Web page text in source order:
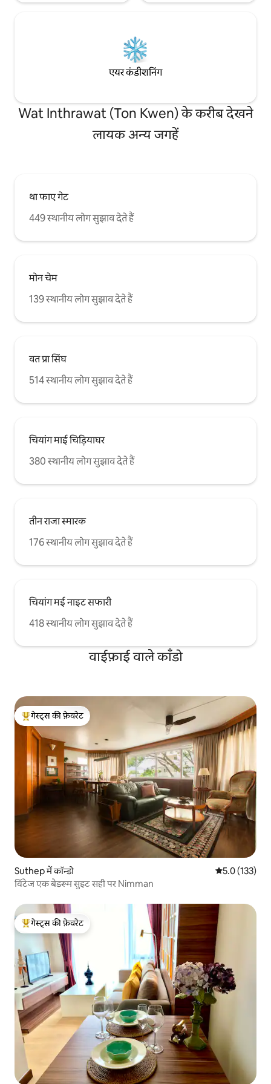
एयर कंडीशनिंग
Wat Inthrawat (Ton Kwen) के करीब देखने
लायक अन्य जगहें
था फाए गेट
449 स्थानीय लोग सुझाव देते हैं
मोन चेम
139 स्थानीय लोग सुझाव देते हैं
वत प्रा सिंघ
514 स्थानीय लोग सुझाव देते हैं
चियांग माई चिड़ियाघर
380 स्थानीय लोग सुझाव देते हैं
तीन राजा स्मारक
176 स्थानीय लोग सुझाव देते हैं
चियांग मई नाइट सफारी
418 स्थानीय लोग सुझाव देते हैं
वाईफ़ाई वाले काँडो
गेस्ट्स का टॉप फ़ेवरेट
गेस्ट्स की फ़ेवरेट
Suthep में कॉन्डो औसत रेटिंग 5 में
5.0 (133)
विंटेज एक बेडरूम सुइट सही पर Nimman
गेस्ट्स का टॉप फ़ेवरेट
गेस्ट्स की फ़ेवरेट